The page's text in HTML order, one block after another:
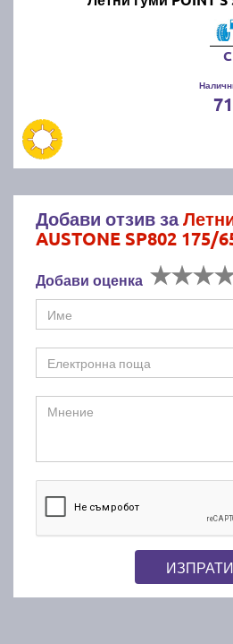
C
Добави отзив за
AUSTONE SP802 175/
Добави оценка
ИЗПРАТИ